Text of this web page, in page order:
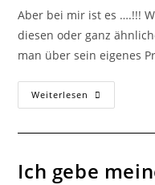
Aber bei mir ist es ….!!!
diesen oder ganz
man über sein eigenes
Weiterlesen
Ich gebe